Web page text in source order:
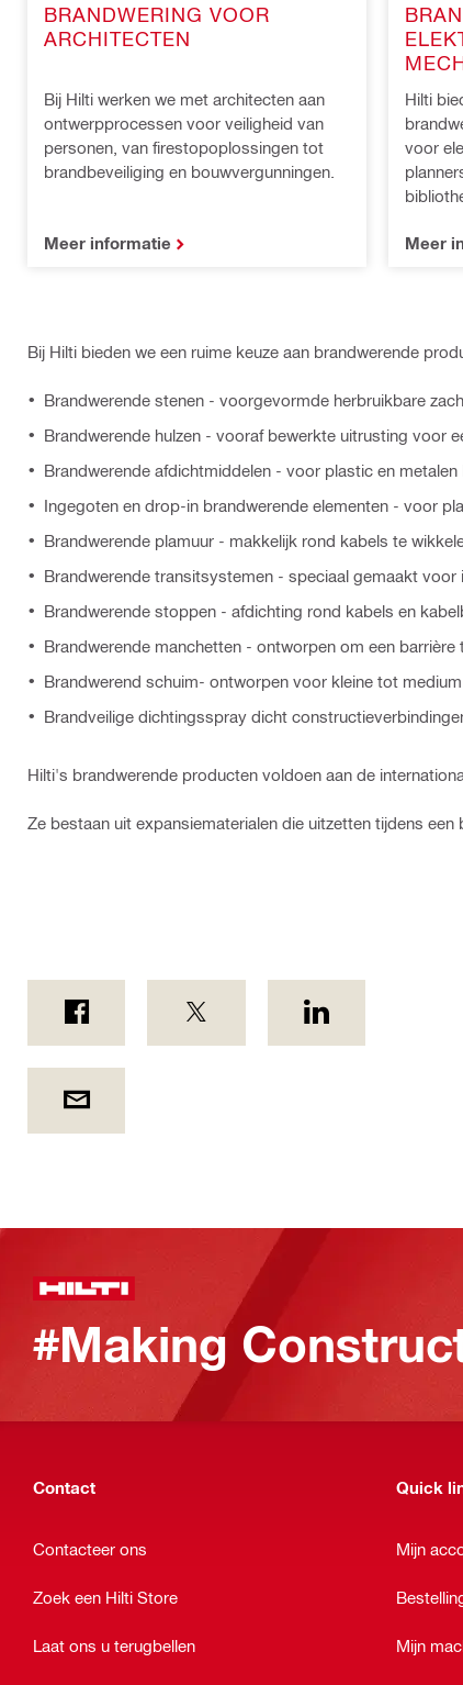
BRANDWERING VOOR
ARCHITECTEN
Bij Hilti werken we met architecten aan
ontwerpprocessen voor veiligheid van
personen, van firestopoplossingen tot
brandbeveiliging en bouwvergunningen.
Meer informatie
Hilti
voor
Meer
Bij Hilti bieden we een ruime keuze aan brandwerende
Brandwerende stenen - voorgevormde herbruikbare
Brandwerende hulzen - vooraf bewerkte uitrusting voor
Brandwerende afdichtmiddelen - voor plastic en metalen
Ingegoten en drop-in brandwerende elementen - voor
Brandwerende plamuur - makkelijk rond kabels te
Brandwerende transitsystemen - speciaal gemaakt
Brandwerende stoppen - afdichting rond kabels en
Brandwerende manchetten - ontworpen om een
Brandwerend schuim- ontworpen voor kleine tot medium
Brandveilige dichtingsspray dicht
Hilti's brandwerende producten voldoen aan de
Ze bestaan uit expansiematerialen die uitzetten tijdens
#Making
Contact
Contacteer ons
Zoek een Hilti Store
Laat ons u terugbellen
Quick
Mijn
Mijn